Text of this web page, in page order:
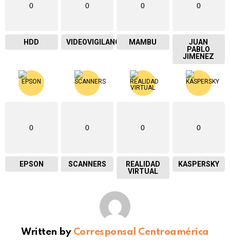
0
HDD
0
VIDEOVIGILANCIA
0
MAMBU
0
JUAN
PABLO
JIMENEZ
0
EPSON
0
SCANNERS
0
REALIDAD
VIRTUAL
0
KASPERSKY
Written by Corresponsal Centroamérica